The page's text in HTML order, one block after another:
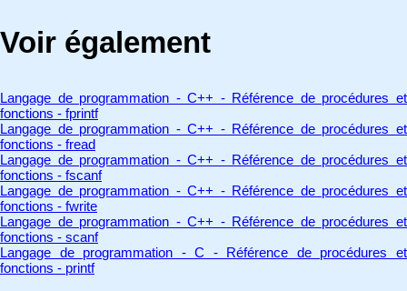
Voir également
Langage de programmation - C++ - Référence de procédures et
fonctions - fprintf
Langage de programmation - C++ - Référence de procédures et
fonctions - fread
Langage de programmation - C++ - Référence de procédures et
fonctions - fscanf
Langage de programmation - C++ - Référence de procédures et
fonctions - fwrite
Langage de programmation - C++ - Référence de procédures et
fonctions - scanf
Langage de programmation - C - Référence de procédures et
fonctions - printf